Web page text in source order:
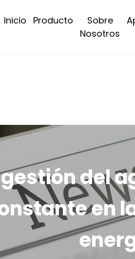
Inicio Producto
Sobre
Nosotros
del
en